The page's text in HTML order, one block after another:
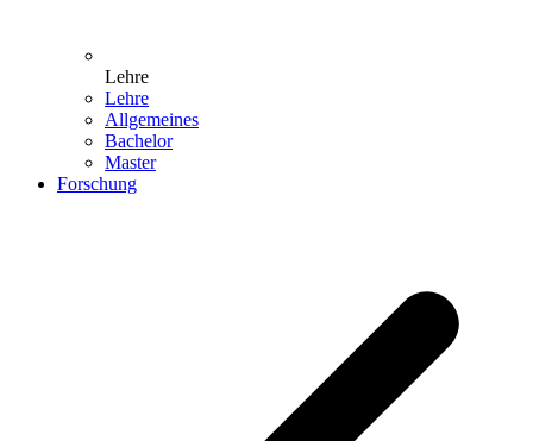
Lehre
Lehre
Allgemeines
Bachelor
Master
Forschung